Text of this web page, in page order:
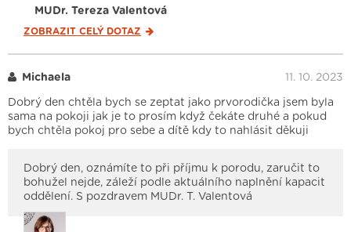
MUDr. Tereza Valentová
ZOBRAZIT CELÝ DOTAZ
Michaela 11. 10. 2023
Dobrý den chtěla bych se zeptat jako prvorodička jsem byla
sama na pokoji jak je to prosím když čekáte druhé a pokud
bych chtěla pokoj pro sebe a dítě kdy to nahlásit děkuji
Dobrý den, oznámíte to při příjmu k porodu, zaručit to
bohužel nejde, záleží podle aktuálního naplnění kapacit
oddělení. S pozdravem MUDr. T. Valentová